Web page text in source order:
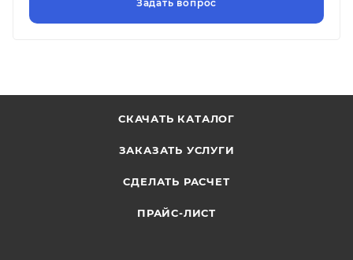
СКАЧАТЬ КАТАЛОГ
ЗАКАЗАТЬ УСЛУГИ
СДЕЛАТЬ РАСЧЕТ
ПРАЙС-ЛИСТ